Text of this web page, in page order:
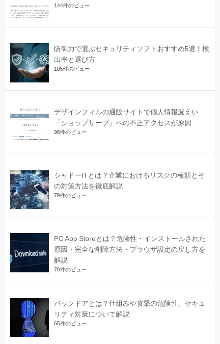
144件のビュー
防御力で選ぶセキュリティソフトおすすめ5選！検
出率と選び方
105件のビュー
デザインフィルの通販サイトで個人情報漏えい
「ショップサーブ」への不正アクセスが原因
96件のビュー
シャドーITとは？企業におけるリスクの種類とそ
の対策方法を徹底解説
79件のビュー
PC App Storeとは？危険性・インストールされた
原因・完全な削除方法・ブラウザ設定の戻し方を
解説
70件のビュー
バックドアとは？仕組みや攻撃の危険性、セキュ
リティ対策について解説
65件のビュー